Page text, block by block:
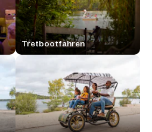
Tretbootfahren